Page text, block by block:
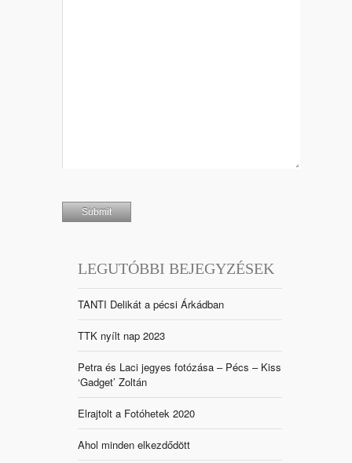
LEGUTÓBBI BEJEGYZÉSEK
TANTI Delikát a pécsi Árkádban
TTK nyílt nap 2023
Petra és Laci jegyes fotózása – Pécs – Kiss
‘Gadget’ Zoltán
Elrajtolt a Fotóhetek 2020
Ahol minden elkezdődött